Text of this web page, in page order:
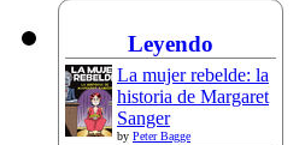
Leyendo
La mujer rebelde: la
historia de Margaret
Sanger
by Peter Bagge